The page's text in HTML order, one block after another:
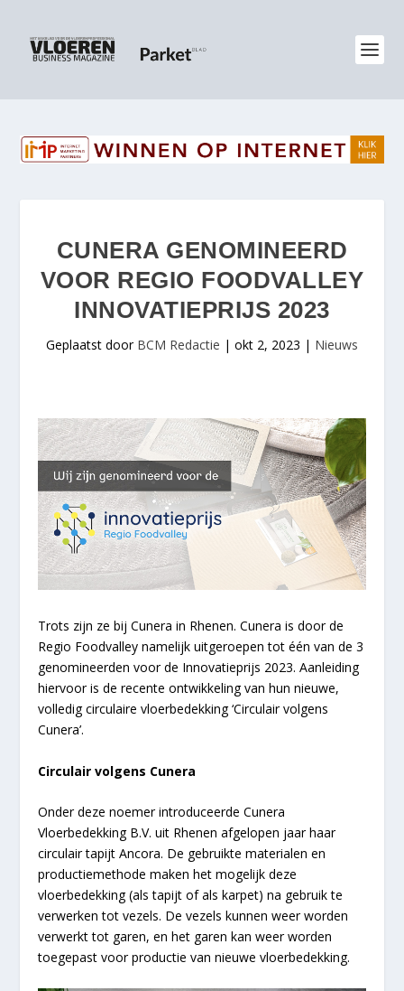
CUNERA GENOMINEERD
VOOR REGIO FOODVALLEY
INNOVATIEPRIJS 2023
Geplaatst door BCM Redactie | okt 2, 2023 | Nieuws
Trots zijn ze bij Cunera in Rhenen. Cunera is door de
Regio Foodvalley namelijk uitgeroepen tot één van de 3
genomineerden voor de Innovatieprijs 2023. Aanleiding
hiervoor is de recente ontwikkeling van hun nieuwe,
volledig circulaire vloerbedekking ‘Circulair volgens
Cunera’.
Circulair volgens Cunera
Onder deze noemer introduceerde Cunera
Vloerbedekking B.V. uit Rhenen afgelopen jaar haar
circulair tapijt Ancora. De gebruikte materialen en
productiemethode maken het mogelijk deze
vloerbedekking (als tapijt of als karpet) na gebruik te
verwerken tot vezels. De vezels kunnen weer worden
verwerkt tot garen, en het garen kan weer worden
toegepast voor productie van nieuwe vloerbedekking.